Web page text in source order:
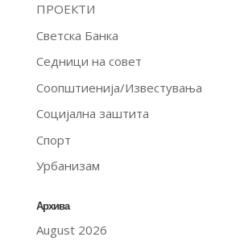
ПРОЕКТИ
Светска Банка
Седници на совет
Соопштиенија/Известувања
Социјална заштита
Спорт
Урбанизам
Архива
August 2026